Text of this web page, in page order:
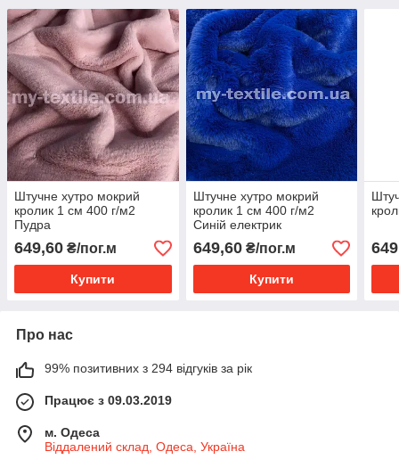
Штучне хутро мокрий
кролик 1 см 400 г/м2
Пудра
649,60 ₴/пог.м
Купити
Штучне хутро мокрий
кролик 1 см 400 г/м2
Синій електрик
649,60₴/пог.м
Купити
Про нас
99% позитивних з 294 відгуків за рік
Працює з 09.03.2019
м. Одеса
Віддалений склад, Одеса, Україна